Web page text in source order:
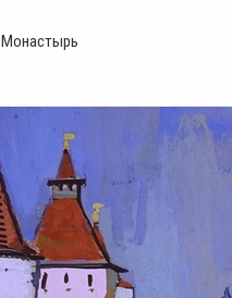
Монастырь